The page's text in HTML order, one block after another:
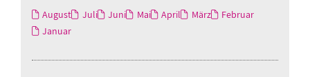
August Juli Juni Mai April März
Februar
Januar